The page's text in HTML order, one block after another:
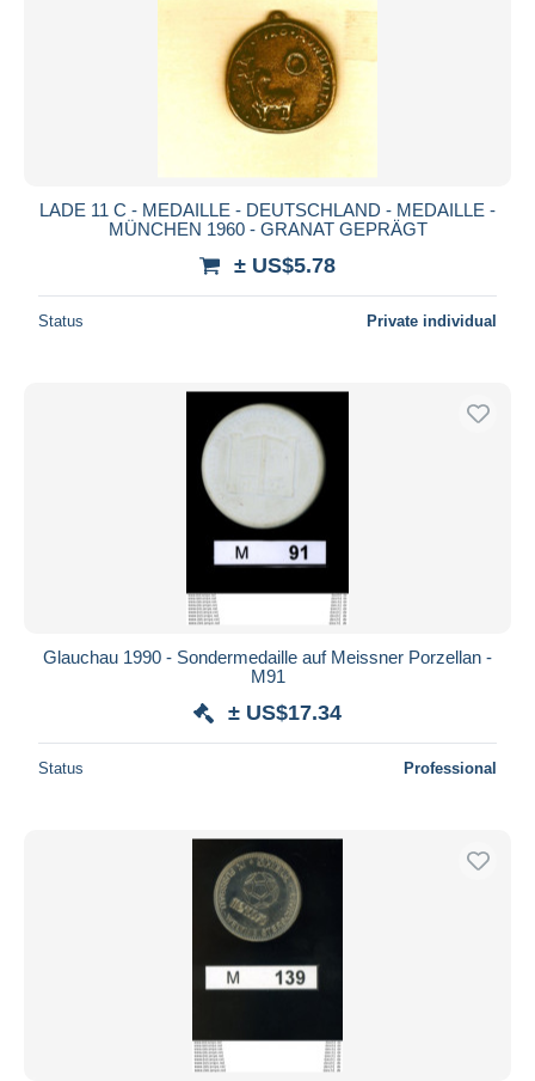
LADE 11 C - MEDAILLE - DEUTSCHLAND - MEDAILLE -
MÜNCHEN 1960 - GRANAT GEPRÄGT
± US$5.78
Status Private individual
Glauchau 1990 - Sondermedaille auf Meissner Porzellan -
M91
± US$17.34
Status Professional